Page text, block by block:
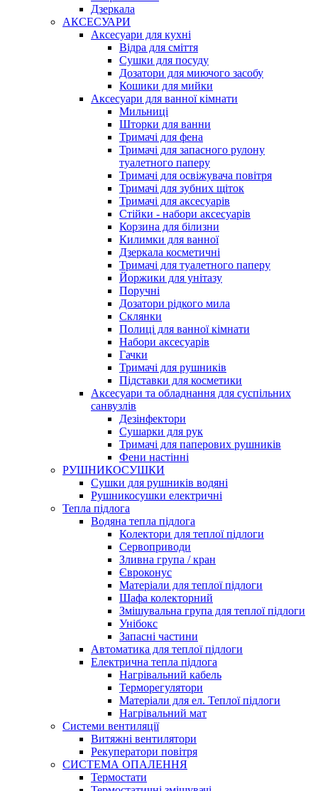
Дзеркала
АКСЕСУАРИ
Аксесуари для кухні
Відра для сміття
Сушки для посуду
Дозатори для миючого засобу
Кошики для мийки
Аксесуари для ванної кімнати
Мильниці
Шторки для ванни
Тримачі для фена
Тримачі для запасного рулону
туалетного паперу
Тримачі для освіжувача повітря
Тримачі для зубних щіток
Тримачі для аксесуарів
Стійки - набори аксесуарів
Корзина для білизни
Килимки для ванної
Дзеркала косметичні
Тримачі для туалетного паперу
Йоржики для унітазу
Поручні
Дозатори рідкого мила
Склянки
Полиці для ванної кімнати
Набори аксесуарів
Гачки
Тримачі для рушників
Підставки для косметики
Аксесуари та обладнання для суспільних
санвузлів
Дезінфектори
Сушарки для рук
Тримачі для паперових рушників
Фени настінні
РУШНИКОСУШКИ
Сушки для рушників водяні
Рушникосушки електричні
Тепла підлога
Водяна тепла підлога
Колектори для теплої підлоги
Сервоприводи
Зливна група / кран
Євроконус
Матеріали для теплої підлоги
Шафа колекторний
Змішувальна група для теплої підлоги
Унібокс
Запасні частини
Автоматика для теплої підлоги
Електрична тепла підлога
Нагрівальний кабель
Терморегулятори
Матеріали для ел. Теплої підлоги
Нагрівальний мат
Системи вентиляції
Витяжні вентилятори
Рекуператори повітря
СИСТЕМА ОПАЛЕННЯ
Термостати